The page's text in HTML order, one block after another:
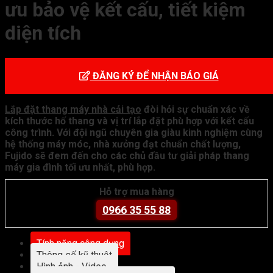
ưu bảo vệ kết cấu, tiết kiệm
diện tích
ĐĂNG KÝ ĐỂ NHẬN BÁO GIÁ
Lắp đặt thang máy nhà cải tạo đòi hỏi sự chuẩn xác về
kích thước hố thang và vị trí lắp đặt phù hợp với kết cấu
công trình. Với đội ngũ chuyên gia giàu kinh nghiệm cùng
hệ thống máy móc, nhà xưởng đạt chuẩn chất lượng,
Fujido sẽ đem đến cho các chủ đầu tư giải pháp thang
máy gia đình tối ưu nhất, phù hợp.
Hỗ trợ mua hàng
0966 35 55 88
Tính năng công dụng
Thông số kỹ thuật
Hình ảnh - Video